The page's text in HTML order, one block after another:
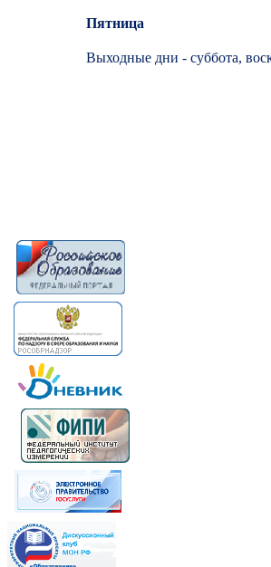
Пятница
Выходные дни - суббота,